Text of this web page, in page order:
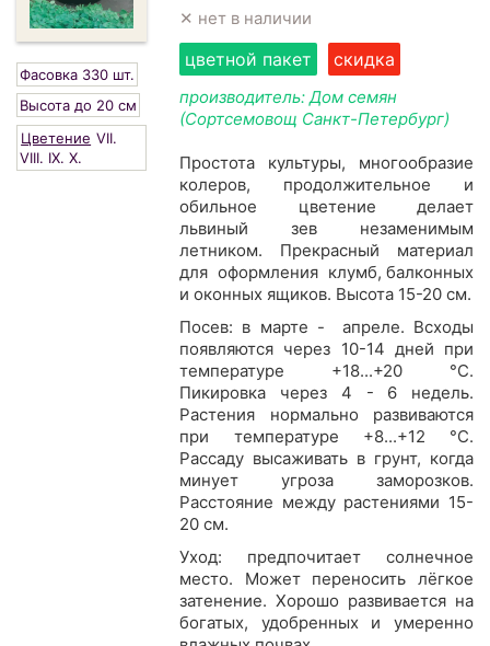
Фасовка 330 шт.
Высота до 20 см
Цветение VII.
VIII. IX. X.
✕ нет в наличии
цветной пакет скидка
производитель: Дом семян
(Сортсемовощ Санкт-Петербург)
Простота культуры, многообразие
колеров, продолжительное и
обильное цветение делает
львиный зев незаменимым
летником. Прекрасный материал
для оформления клумб, балконных
и оконных ящиков. Высота 15-20 см.
Посев: в марте - апреле. Всходы
появляются через 10-14 дней при
температуре +18...+20 °C.
Пикировка через 4 - 6 недель.
Растения нормально развиваются
при температуре +8...+12 °C.
Рассаду высаживать в грунт, когда
минует угроза заморозков.
Расстояние между растениями 15-
20 см.
Уход: предпочитает солнечное
место. Может переносить лёгкое
затенение. Хорошо развивается на
богатых, удобренных и умеренно